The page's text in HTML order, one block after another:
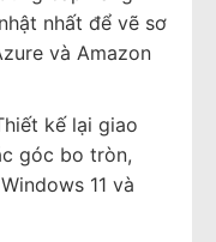
nhất để vẽ sơ
và Amazon
kế lại giao
góc bo tròn,
11 và